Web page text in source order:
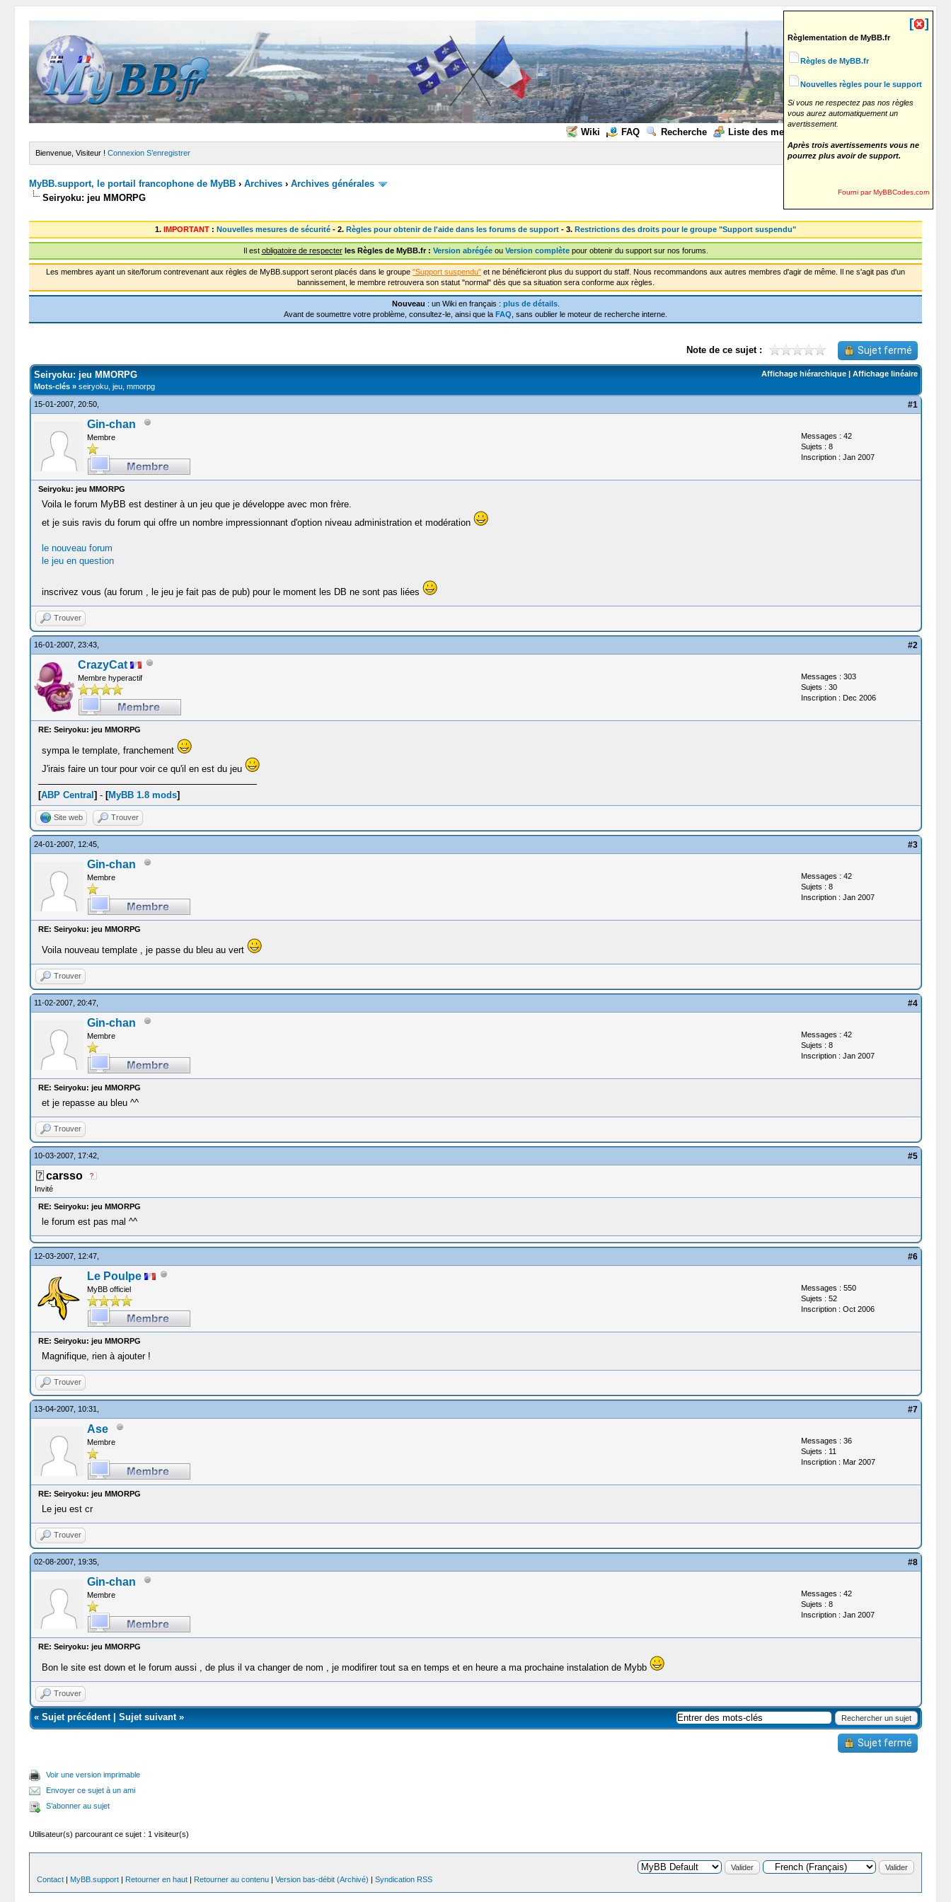
Wiki FAQ Recherche Liste des membres
Bienvenue, Visiteur !Connexion S’enregistrer
[ ]
Règlementation de MyBB.fr
Règles de MyBB.fr
Nouvelles règles pour le support
Si vous ne respectez pas nos règles
vous aurez automatiquement un
avertissement.
Après trois avertissements vous ne
pourrez plus avoir de support.
Fourni par MyBBCodes.com
MyBB.support, le portail francophone de MyBB ›Archives ›Archives générales
Seiryoku: jeu MMORPG
1. IMPORTANT : Nouvelles mesures de sécurité - 2. Règles pour obtenir de l'aide dans les forums de support - 3. Restrictions des droits pour le groupe "Support suspendu"
Il est obligatoire de respecter les Règles de MyBB.fr : Version abrégéeou Version complètepour obtenir du support sur nos forums.
Les membres ayant un site/forum contrevenant aux règles de MyBB.support seront placés dans le groupe "Support suspendu" et ne bénéficieront plus du support du staff. Nous recommandons aux autres membres d'agir de même. Il ne s'agit pas d'un
bannissement, le membre retrouvera son statut "normal" dès que sa situation sera conforme aux règles.
Nouveau : un Wiki en français : plus de détails.
Avant de soumettre votre problème, consultez-le, ainsi que la FAQ , sans oublier le moteur de recherche interne.
Sujet fermé
Note de ce sujet :
Affichage hiérarchique| Affichage linéaire
Seiryoku: jeu MMORPG
Mots-clés » seiryoku, jeu, mmorpg
15-01-2007, 20:50, #1
Gin-chan
Membre
Messages : 42
Sujets : 8
Inscription : Jan 2007
Seiryoku: jeu MMORPG
Voila le forum MyBB est destiner à un jeu que je développe avec mon frère.
et je suis ravis du forum qui offre un nombre impressionnant d'option niveau administration et modération
le nouveau forum
le jeu en question
inscrivez vous (au forum , le jeu je fait pas de pub) pour le moment les DB ne sont pas liées
Trouver
16-01-2007, 23:43, #2
CrazyCat
Membre hyperactif
Messages : 303
Sujets : 30
Inscription : Dec 2006
RE: Seiryoku: jeu MMORPG
sympa le template, franchement
J'irais faire un tour pour voir ce qu'il en est du jeu
[ABP Central ] - [MyBB 1.8 mods]
Site web Trouver
24-01-2007, 12:45, #3
Gin-chan
Membre
Messages : 42
Sujets : 8
Inscription : Jan 2007
RE: Seiryoku: jeu MMORPG
Voila nouveau template , je passe du bleu au vert
Trouver
11-02-2007, 20:47, #4
Gin-chan
Membre
Messages : 42
Sujets : 8
Inscription : Jan 2007
RE: Seiryoku: jeu MMORPG
et je repasse au bleu ^^
Trouver
10-03-2007, 17:42, #5
carsso
Invité
RE: Seiryoku: jeu MMORPG
le forum est pas mal ^^
12-03-2007, 12:47, #6
Le Poulpe
MyBB officiel
Messages : 550
Sujets : 52
Inscription : Oct 2006
RE: Seiryoku: jeu MMORPG
Magnifique, rien à ajouter !
Trouver
13-04-2007, 10:31, #7
Ase
Membre
Messages : 36
Sujets : 11
Inscription : Mar 2007
RE: Seiryoku: jeu MMORPG
Le jeu est cr
Trouver
02-08-2007, 19:35, #8
Gin-chan
Membre
Messages : 42
Sujets : 8
Inscription : Jan 2007
RE: Seiryoku: jeu MMORPG
Bon le site est down et le forum aussi , de plus il va changer de nom , je modifirer tout sa en temps et en heure a ma prochaine instalation de Mybb
Trouver
« Sujet précédent| Sujet suivant»
Sujet fermé
Voir une version imprimable
Envoyer ce sujet à un ami
S’abonner au sujet
Utilisateur(s) parcourant ce sujet : 1 visiteur(s)
Contact | MyBB.support | Retourner en haut | Retourner au contenu |Version bas-débit (Archivé) |Syndication RSS